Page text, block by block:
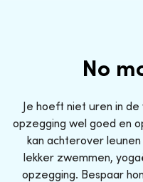
No
Je hoeft niet uren in
opzegging wel goed en
kan achterover
lekker zwemmen,
opzegging. Bespaar